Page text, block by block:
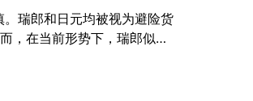
瑞郎和日元均被视为避险货
，在当前形势下，瑞郎似乎
更高。这种青睐的部分原因